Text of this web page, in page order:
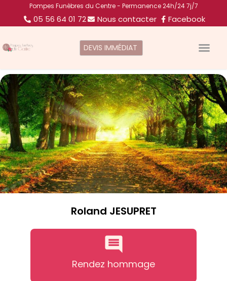
Pompes Funèbres du Centre - Permanence 24h/24 7j/7
05 56 64 01 72 Nous contacter Facebook
DEVIS IMMÉDIAT
Roland JESUPRET
Rendez hommage